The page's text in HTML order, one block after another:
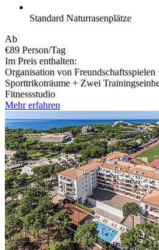
Standard Naturrasenplätze
Ab
€89 Person/Tag
Im Preis enthalten:
Organisation von
Sporttrikoträume + Zwei
Fitnessstudio
Mehr erfahren